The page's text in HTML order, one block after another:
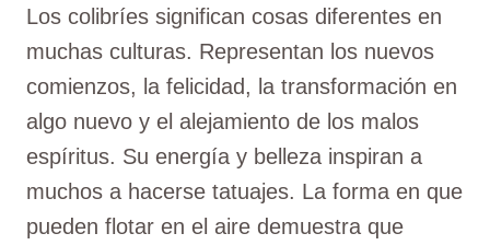
Los colibríes significan cosas diferentes en
muchas culturas. Representan los nuevos
comienzos, la felicidad, la transformación en
algo nuevo y el alejamiento de los malos
espíritus. Su energía y belleza inspiran a
muchos a hacerse tatuajes. La forma en que
pueden flotar en el aire demuestra que